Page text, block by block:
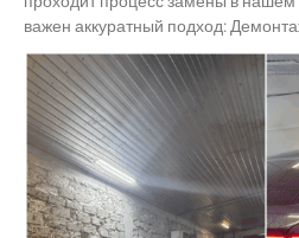
важен аккуратный подход: